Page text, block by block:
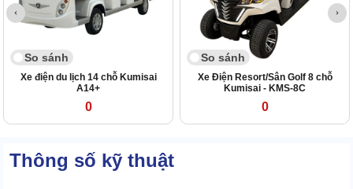
So sánh
Xe điện du lịch 14 chỗ Kumisai
A14+
0
So sánh
Xe Điện Resort/Sân Golf 8 chỗ
Kumisai - KMS-8C
0
Thông số kỹ thuật